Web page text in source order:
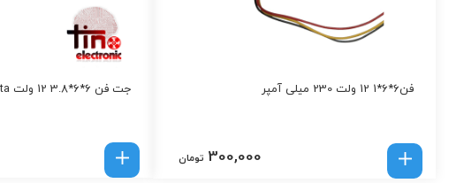
فن6*6*1 12 ولت 230 میلی آمپر
300,000 تومان
جت فن 6*6*3.8 12 ولت Delta